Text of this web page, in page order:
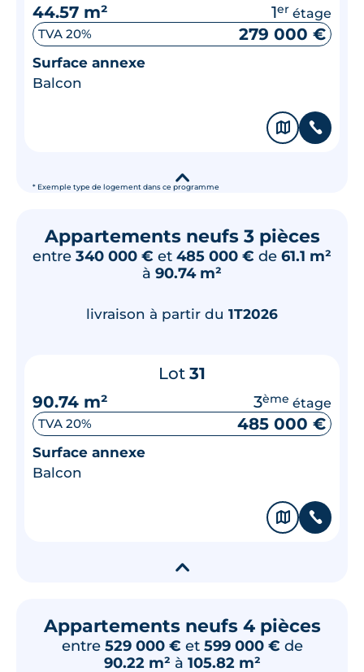
* Exemple type de logement dans ce programme
44.57 m²
1er étage
TVA 20% 279 000 €
Surface annexe
Balcon
🗞 📞
▾
Appartements neufs 3 pièces
entre 340 000 € et 485 000 € de 61.1 m²
à 90.74 m²
livraison à partir du 1T2026
Lot 31
90.74 m²
3ème étage
TVA 20% 485 000 €
Surface annexe
Balcon
🗞 📞
▾
Appartements neufs 4 pièces
entre 529 000 € et 599 000 € de
90.22 m² à 105.82 m²